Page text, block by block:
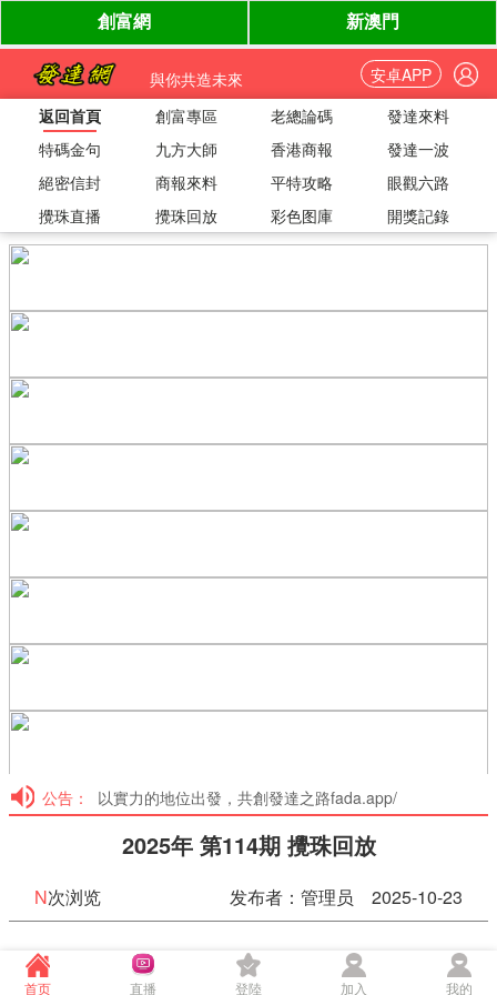
與你共造未來
安卓APP
返回首頁
創富專區 老總論碼
發達來料
特碼金句
九方大師 香港商報
發達一波
絕密信封
商報來料 平特攻略
眼觀六路
攪珠直播
攪珠回放 彩色图庫 開獎記錄
公告： 以實力的地位出發，共創發達之路fada.app/
2025年 第114期 攪珠回放
N次浏览 发布者：管理员 2025-10-23
香港六合彩攪珠 第114期
首页 直播 登陸 加入 我的